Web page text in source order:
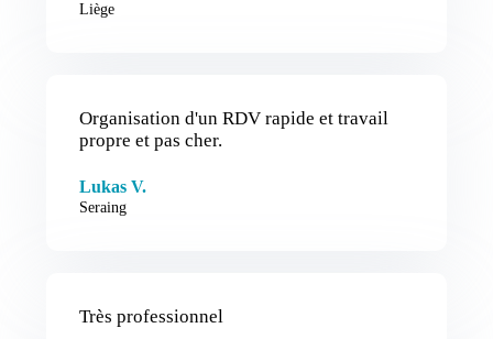
Liège
Organisation d'un RDV rapide et travail
propre et pas cher.
Lukas V.
Seraing
Très professionnel